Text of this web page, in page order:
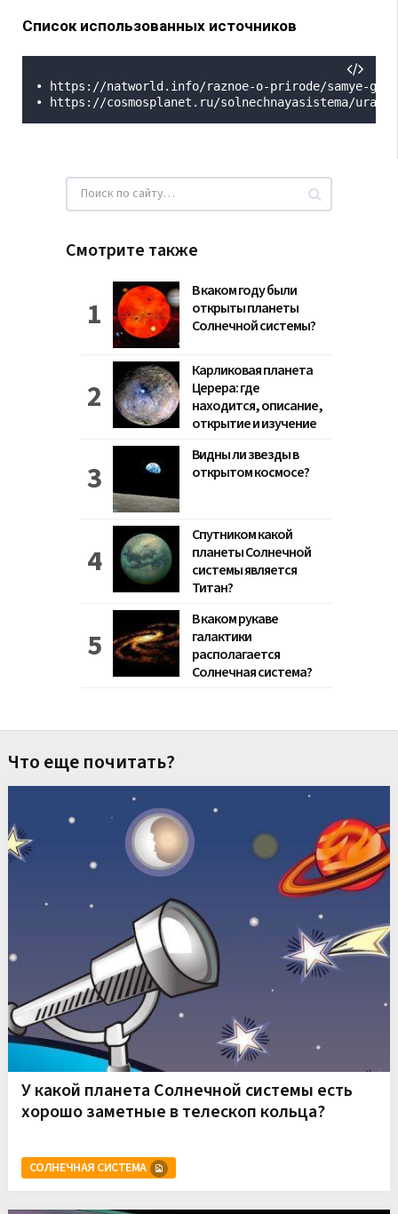
Список использованных источников
• https://natworld.info/raznoe-o-prirode/samye-
• https://cosmosplanet.ru/solnechnayasistema/uran/
Смотрите также
В каком году были
открыты планеты
Солнечной системы?
Карликовая планета
Церера: где
находится, описание,
открытие и изучение
Видны ли звезды в
открытом космосе?
Спутником какой
планеты Солнечной
системы является
Титан?
В каком рукаве
галактики
располагается
Солнечная система?
Что еще почитать?
У какой планета Солнечной системы есть
хорошо заметные в телескоп кольца?
СОЛНЕЧНАЯ СИСТЕМА